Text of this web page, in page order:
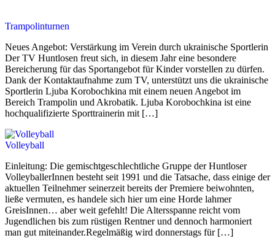
Trampolinturnen
Neues Angebot: Verstärkung im Verein durch ukrainische Sportlerin
Der TV Huntlosen freut sich, in diesem Jahr eine besondere
Bereicherung für das Sportangebot für Kinder vorstellen zu dürfen.
Dank der Kontaktaufnahme zum TV, unterstützt uns die ukrainische
Sportlerin Ljuba Korobochkina mit einem neuen Angebot im
Bereich Trampolin und Akrobatik. Ljuba Korobochkina ist eine
hochqualifizierte Sporttrainerin mit […]
Volleyball
Einleitung: Die gemischtgeschlechtliche Gruppe der Huntloser
VolleyballerInnen besteht seit 1991 und die Tatsache, dass einige der
aktuellen Teilnehmer seinerzeit bereits der Premiere beiwohnten,
ließe vermuten, es handele sich hier um eine Horde lahmer
GreisInnen… aber weit gefehlt! Die Altersspanne reicht vom
Jugendlichen bis zum rüstigen Rentner und dennoch harmoniert
man gut miteinander.Regelmäßig wird donnerstags für […]